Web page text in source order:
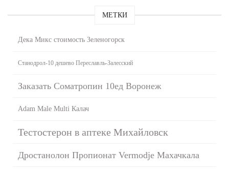
МЕТКИ
Дека Микс стоимость Зеленогорск
Станодрол-10 дешево Переславль-Залесский
Заказать Cоматропин 10ед Воронеж
Adam Male Multi Калач
Тестостерон в аптеке Михайловск
Дростанолон Пропионат Vermodje Махачкала